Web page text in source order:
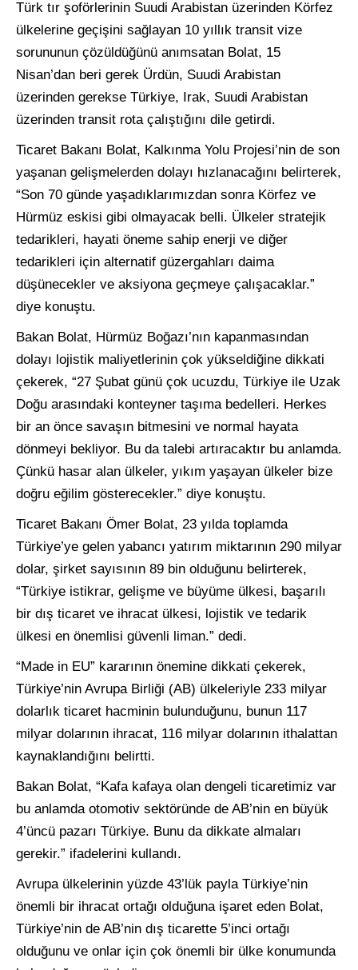
Türk tır şoförlerinin Suudi Arabistan üzerinden Körfez
ülkelerine geçişini sağlayan 10 yıllık transit vize
sorununun çözüldüğünü anımsatan Bolat, 15
Nisan’dan beri gerek Ürdün, Suudi Arabistan
üzerinden gerekse Türkiye, Irak, Suudi Arabistan
üzerinden transit rota çalıştığını dile getirdi.
Ticaret Bakanı Bolat, Kalkınma Yolu Projesi’nin de son
yaşanan gelişmelerden dolayı hızlanacağını belirterek,
“Son 70 günde yaşadıklarımızdan sonra Körfez ve
Hürmüz eskisi gibi olmayacak belli. Ülkeler stratejik
tedarikleri, hayati öneme sahip enerji ve diğer
tedarikleri için alternatif güzergahları daima
düşünecekler ve aksiyona geçmeye çalışacaklar.”
diye konuştu.
Bakan Bolat, Hürmüz Boğazı’nın kapanmasından
dolayı lojistik maliyetlerinin çok yükseldiğine dikkati
çekerek, “27 Şubat günü çok ucuzdu, Türkiye ile Uzak
Doğu arasındaki konteyner taşıma bedelleri. Herkes
bir an önce savaşın bitmesini ve normal hayata
dönmeyi bekliyor. Bu da talebi artıracaktır bu anlamda.
Çünkü hasar alan ülkeler, yıkım yaşayan ülkeler bize
doğru eğilim gösterecekler.” diye konuştu.
Ticaret Bakanı Ömer Bolat, 23 yılda toplamda
Türkiye’ye gelen yabancı yatırım miktarının 290 milyar
dolar, şirket sayısının 89 bin olduğunu belirterek,
“Türkiye istikrar, gelişme ve büyüme ülkesi, başarılı
bir dış ticaret ve ihracat ülkesi, lojistik ve tedarik
ülkesi en önemlisi güvenli liman.” dedi.
“Made in EU” kararının önemine dikkati çekerek,
Türkiye’nin Avrupa Birliği (AB) ülkeleriyle 233 milyar
dolarlık ticaret hacminin bulunduğunu, bunun 117
milyar dolarının ihracat, 116 milyar dolarının ithalattan
kaynaklandığını belirtti.
Bakan Bolat, “Kafa kafaya olan dengeli ticaretimiz var
bu anlamda otomotiv sektöründe de AB’nin en büyük
4’üncü pazarı Türkiye. Bunu da dikkate almaları
gerekir.” ifadelerini kullandı.
Avrupa ülkelerinin yüzde 43’lük payla Türkiye’nin
önemli bir ihracat ortağı olduğuna işaret eden Bolat,
Türkiye’nin de AB’nin dış ticarette 5’inci ortağı
olduğunu ve onlar için çok önemli bir ülke konumunda